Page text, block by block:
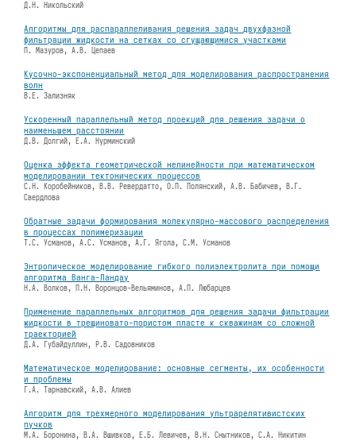
Д.Н. Никольский
Алгоритмы для распараллеливания решения задач двухфазной
фильтрации жидкости на сетках со сгущающимися участками
П. Мазуров, А.В. Цепаев
Кусочно-экспоненциальный метод для моделирования распространения
волн
В.Е. Зализняк
Ускоренный параллельный метод проекций для решения задачи о
наименьшем расстоянии
Д.В. Долгий, Е.А. Нурминский
Оценка эффекта геометрической нелинейности при математическом
моделировании тектонических процессов
С.Н. Коробейников, В.В. Ревердатто, О.П. Полянский, А.В. Бабичев, В.Г.
Свердлова
Обратные задачи формирования молекулярно-массового распределения
в процессах полимеризации
Т.С. Усманов, А.С. Усманов, А.Г. Ягола, С.М. Усманов
Энтропическое моделирование гибкого полиэлектролита при помощи
алгоритма Ванга-Ландау
Н.А. Волков, П.Н. Воронцов-Вельяминов, А.П. Любарцев
Применение параллельных алгоритмов для решения задачи фильтрации
жидкости в трещиновато-пористом пласте к скважинам со сложной
траекторией
Д.А. Губайдуллин, Р.В. Садовников
Математическое моделирование: основные сегменты, их особенности
и проблемы
Г.А. Тарнавский, А.В. Алиев
Алгоритм для трехмерного моделирования ультрарелятивистских
пучков
М.А. Боронина, В.А. Вшивков, Е.Б. Левичев, В.Н. Снытников, С.А. Никитин